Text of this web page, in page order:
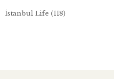
İstanbul Life (118)